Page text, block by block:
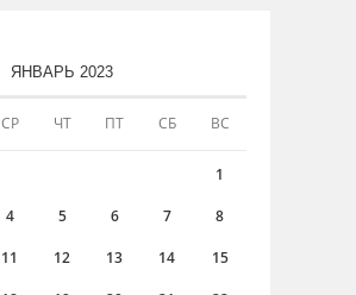
ЯНВАРЬ 2023
СР ЧТ ПТ СБ ВС
1
4 5 6 7 8
11 12 13 14 15